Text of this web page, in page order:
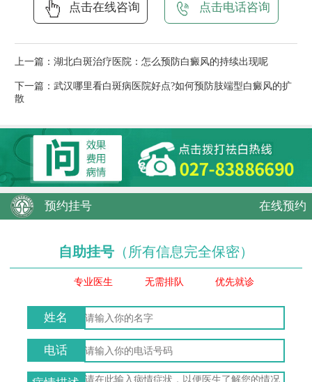
点击在线咨询 点击电话咨询
上一篇： 湖北白斑治疗医院：怎么预防白癜风的持续出现呢
下一篇： 武汉哪里看白斑病医院好点?如何预防肢端型白癜风的扩
散
预约挂号 在线预约
自助挂号 （所有信息完全保密）
专业医生 无需排队 优先就诊
姓名
电话